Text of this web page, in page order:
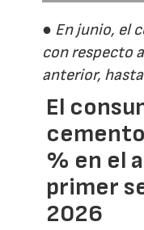
● En junio, el
con respecto
anterior,
El
% en el
primer
2026